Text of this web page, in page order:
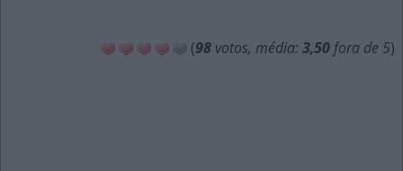
(98 votos, média: 3,50 fora de 5)